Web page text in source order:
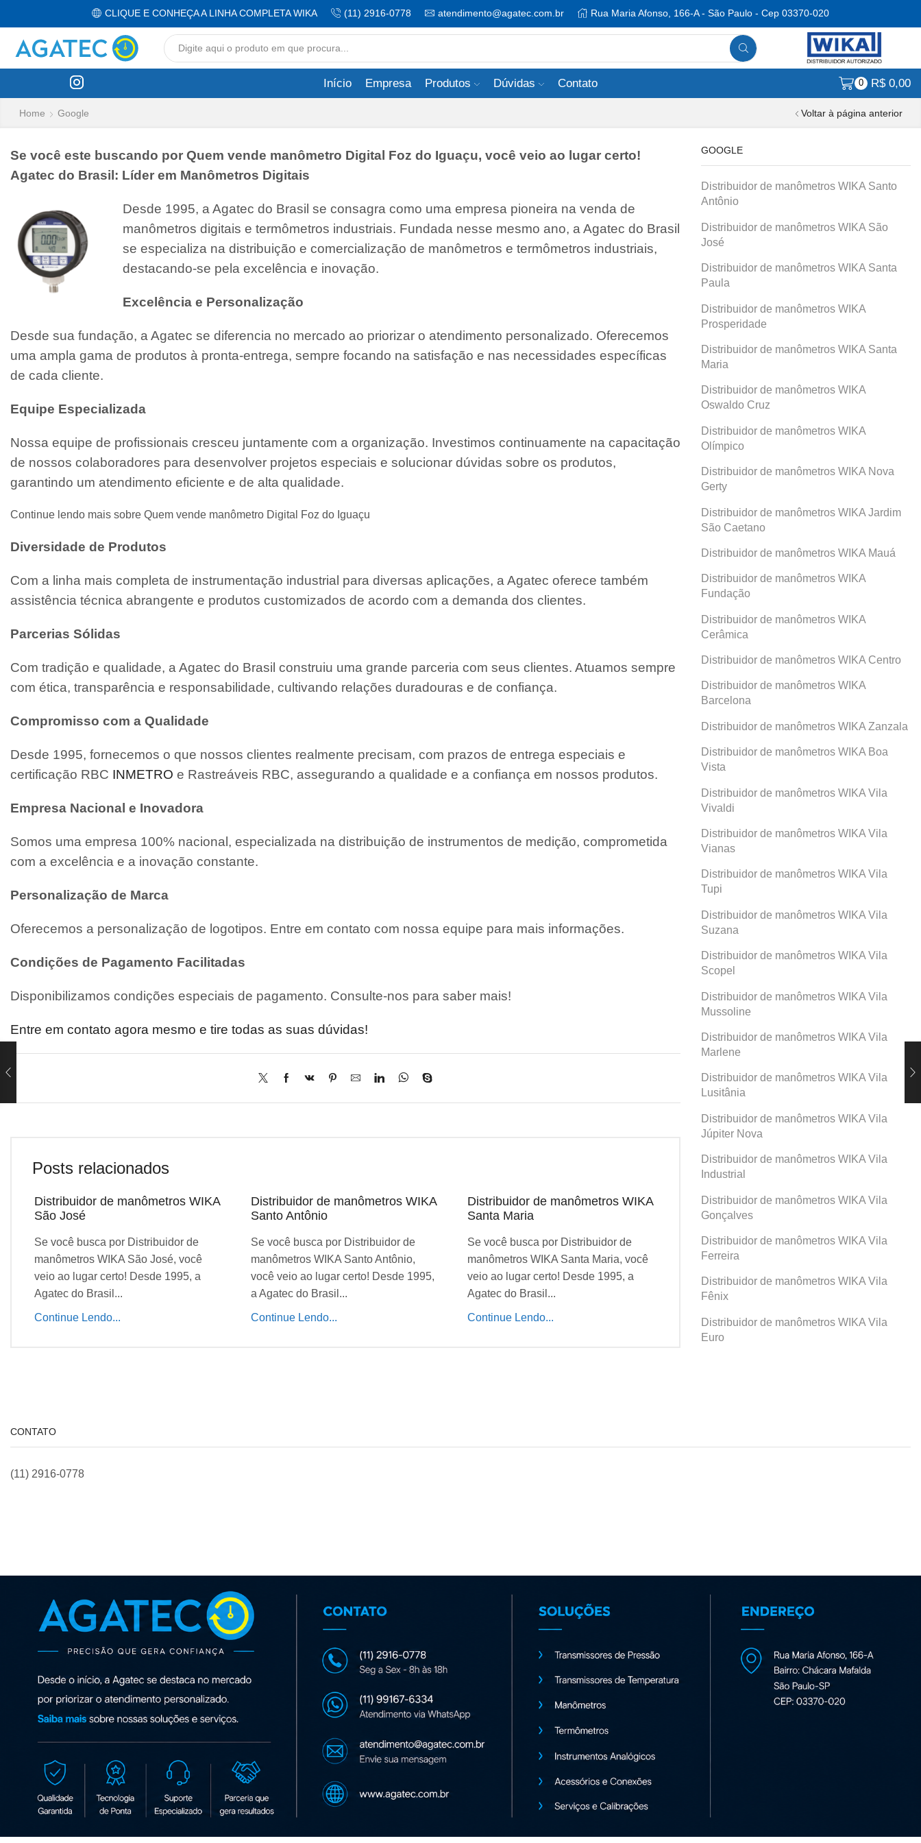
CLIQUE E CONHEÇA A LINHA COMPLETA WIKA (11) 2916-0778 atendimento@agatec.com.br Rua Maria Afonso, 166-A - São Paulo - Cep 03370-020
input
Início Empresa Produtos Dúvidas Contato 0 R$0,00
Voltar à página anterior
Home Google
Se você este buscando por Quem vende manômetro Digital Foz do Iguaçu, você veio ao lugar certo!
Agatec do Brasil: Líder em Manômetros Digitais
Desde 1995, a Agatec do Brasil se consagra como uma empresa pioneira na venda de
manômetros digitais e termômetros industriais. Fundada nesse mesmo ano, a Agatec do Brasil
se especializa na distribuição e comercialização de manômetros e termômetros industriais,
destacando-se pela excelência e inovação.
Excelência e Personalização
Desde sua fundação, a Agatec se diferencia no mercado ao priorizar o atendimento personalizado. Oferecemos
uma ampla gama de produtos à pronta-entrega, sempre focando na satisfação e nas necessidades específicas
de cada cliente.
Equipe Especializada
Nossa equipe de profissionais cresceu juntamente com a organização. Investimos continuamente na capacitação
de nossos colaboradores para desenvolver projetos especiais e solucionar dúvidas sobre os produtos,
garantindo um atendimento eficiente e de alta qualidade.
Continue lendo mais sobre Quem vende manômetro Digital Foz do Iguaçu
Diversidade de Produtos
Com a linha mais completa de instrumentação industrial para diversas aplicações, a Agatec oferece também
assistência técnica abrangente e produtos customizados de acordo com a demanda dos clientes.
Parcerias Sólidas
Com tradição e qualidade, a Agatec do Brasil construiu uma grande parceria com seus clientes. Atuamos sempre
com ética, transparência e responsabilidade, cultivando relações duradouras e de confiança.
Compromisso com a Qualidade
Desde 1995, fornecemos o que nossos clientes realmente precisam, com prazos de entrega especiais e
certificação RBC INMETRO e Rastreáveis RBC, assegurando a qualidade e a confiança em nossos produtos.
Empresa Nacional e Inovadora
Somos uma empresa 100% nacional, especializada na distribuição de instrumentos de medição, comprometida
com a excelência e a inovação constante.
Personalização de Marca
Oferecemos a personalização de logotipos. Entre em contato com nossa equipe para mais informações.
Condições de Pagamento Facilitadas
Disponibilizamos condições especiais de pagamento. Consulte-nos para saber mais!
Entre em contato agora mesmo e tire todas as suas dúvidas!
Posts relacionados
Distribuidor de manômetros WIKA
São José
Se você busca por Distribuidor de
manômetros WIKA São José, você
veio ao lugar certo! Desde 1995, a
Agatec do Brasil...
Continue Lendo...
Distribuidor de manômetros WIKA
Santo Antônio
Se você busca por Distribuidor de
manômetros WIKA Santo Antônio,
você veio ao lugar certo! Desde 1995,
a Agatec do Brasil...
Continue Lendo...
Distribuidor de manômetros WIKA
Santa Maria
Se você busca por Distribuidor de
manômetros WIKA Santa Maria, você
veio ao lugar certo! Desde 1995, a
Agatec do Brasil...
Continue Lendo...
Distribuidor de manômetros WIKA
Prosperidade
Se você busca por Distribuidor de
manômetros WIKA Prosperidade, você
veio ao lugar certo! Desde 1995, a
Agatec do Brasil vem...
Continue Lendo...
GOOGLE
Distribuidor de manômetros WIKA Santo
Antônio
Distribuidor de manômetros WIKA São
José
Distribuidor de manômetros WIKA Santa
Paula
Distribuidor de manômetros WIKA
Prosperidade
Distribuidor de manômetros WIKA Santa
Maria
Distribuidor de manômetros WIKA
Oswaldo Cruz
Distribuidor de manômetros WIKA
Olímpico
Distribuidor de manômetros WIKA Nova
Gerty
Distribuidor de manômetros WIKA Jardim
São Caetano
Distribuidor de manômetros WIKA Mauá
Distribuidor de manômetros WIKA
Fundação
Distribuidor de manômetros WIKA
Cerâmica
Distribuidor de manômetros WIKA Centro
Distribuidor de manômetros WIKA
Barcelona
Distribuidor de manômetros WIKA Zanzala
Distribuidor de manômetros WIKA Boa
Vista
Distribuidor de manômetros WIKA Vila
Vivaldi
Distribuidor de manômetros WIKA Vila
Vianas
Distribuidor de manômetros WIKA Vila
Tupi
Distribuidor de manômetros WIKA Vila
Suzana
Distribuidor de manômetros WIKA Vila
Scopel
Distribuidor de manômetros WIKA Vila
Mussoline
Distribuidor de manômetros WIKA Vila
Marlene
Distribuidor de manômetros WIKA Vila
Lusitânia
Distribuidor de manômetros WIKA Vila
Júpiter Nova
Distribuidor de manômetros WIKA Vila
Industrial
Distribuidor de manômetros WIKA Vila
Gonçalves
Distribuidor de manômetros WIKA Vila
Ferreira
Distribuidor de manômetros WIKA Vila
Fênix
Distribuidor de manômetros WIKA Vila
Euro
CONTATO
(11) 2916-0778